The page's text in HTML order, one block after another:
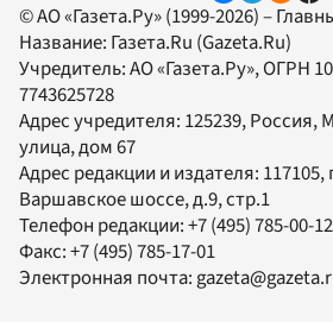
© АО «Газета.Ру» (1999-2026) –
Название: Газета.Ru (Gazeta.Ru)
Учредитель:АО «Газета.Ру», ОГРН
7743625728
Адрес учредителя: 125239, Россия,
улица, дом 67
Адрес редакции и издателя: 117105,
Варшавское шоссе, д.9, стр.1
Телефон редакции:+7 (495) 785-00-12
Факс:+7 (495) 785-17-01
Электронная почта: